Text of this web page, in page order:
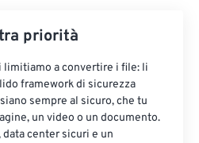
priorità
limitiamo a convertire i file: li
framework di sicurezza
sempre al sicuro, che tu
un video o un documento.
center sicuri e un